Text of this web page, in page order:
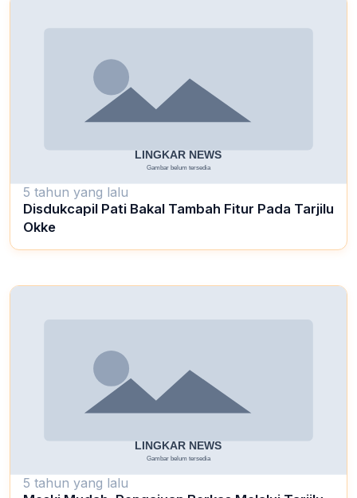
5 tahun yang lalu
Disdukcapil Pati Bakal Tambah Fitur Pada Tarjilu
Okke
5 tahun yang lalu